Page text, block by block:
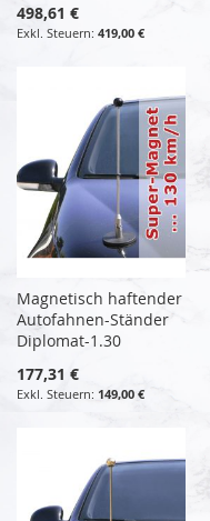
498,61 €
419,00 €
Magnetisch haftender
Autofahnen-Ständer
Diplomat-1.30
177,31 €
149,00 €